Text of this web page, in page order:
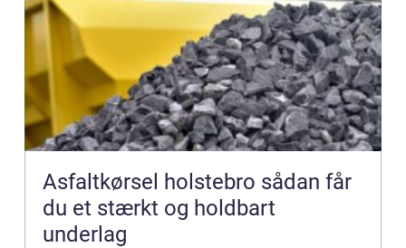
Asfaltkørsel holstebro sådan får
du et stærkt og holdbart
underlag